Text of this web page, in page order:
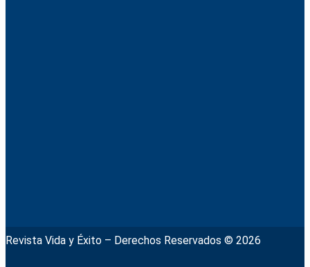
Revista Vida y Éxito – Derechos Reservados © 2026